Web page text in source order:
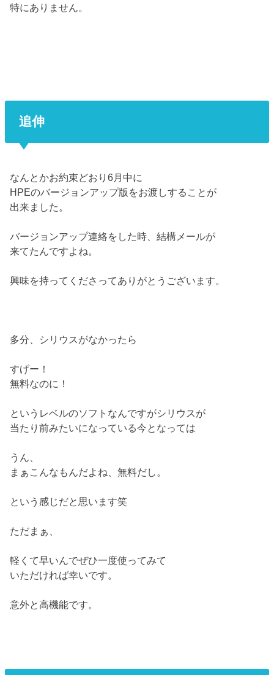
特にありません。
追伸
なんとかお約束どおり6月中に
HPEのバージョンアップ版をお渡しすることが
出来ました。
バージョンアップ連絡をした時、結構メールが
来てたんですよね。
興味を持ってくださってありがとうございます。
多分、シリウスがなかったら
すげー！
無料なのに！
というレベルのソフトなんですがシリウスが
当たり前みたいになっている今となっては
うん、
まぁこんなもんだよね、無料だし。
という感じだと思います笑
ただまぁ、
軽くて早いんでぜひ一度使ってみて
いただければ幸いです。
意外と高機能です。